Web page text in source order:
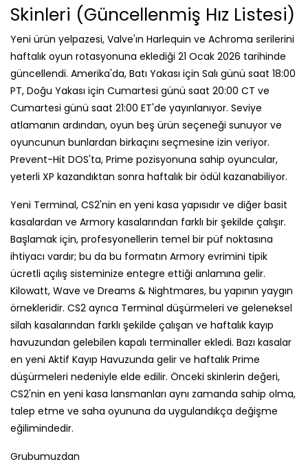
Cumartesi günü saat 21:00 ET'de yayınlanıyor. Seviye
atlamanın ardından, oyun beş ürün seçeneği sunuyor ve
oyuncunun bunlardan birkaçını seçmesine izin veriyor.
Prevent-Hit DOS'ta, Prime pozisyonuna sahip oyuncular,
yeterli XP kazandıktan sonra haftalık bir ödül kazanabiliyor.
Yeni Terminal, CS2'nin en yeni kasa yapısıdır ve diğer basit
kasalardan ve Armory kasalarından farklı bir şekilde çalışır.
Başlamak için, profesyonellerin temel bir püf noktasına
ihtiyacı vardır; bu da bu formatın Armory evrimini tipik
ücretli açılış sisteminize entegre ettiği anlamına gelir.
örnekleridir. CS2 ayrıca Terminal düşürmeleri ve geleneksel
silah kasalarından farklı şekilde çalışan ve haftalık kayıp
havuzundan gelebilen kapalı terminaller ekledi. Bazı kasalar
en yeni Aktif Kayıp Havuzunda gelir ve haftalık Prime
düşürmeleri nedeniyle elde edilir. Önceki skinlerin değeri,
CS2'nin en yeni kasa lansmanları aynı zamanda sahip olma,
talep etme ve saha oyununa da uygulandıkça değişme
eğilimindedir.
Grubumuzdan
ayrıldığımızdan
beri, skin'lere
sahip olmak için
en popüler CS2
olmamız kolay. Jeopolitik olayların yepyeni etkisi de asla